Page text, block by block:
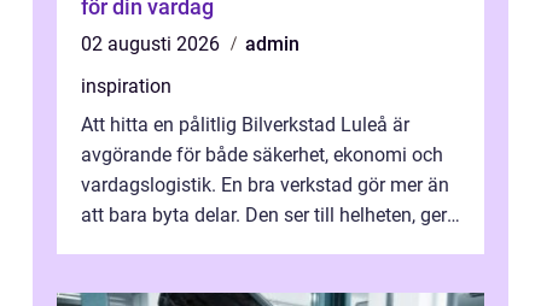
för din vardag
02 augusti 2026
admin
inspiration
Att hitta en pålitlig Bilverkstad Luleå är
avgörande för både säkerhet, ekonomi och
vardagslogistik. En bra verkstad gör mer än
att bara byta delar. Den ser till helheten, ger